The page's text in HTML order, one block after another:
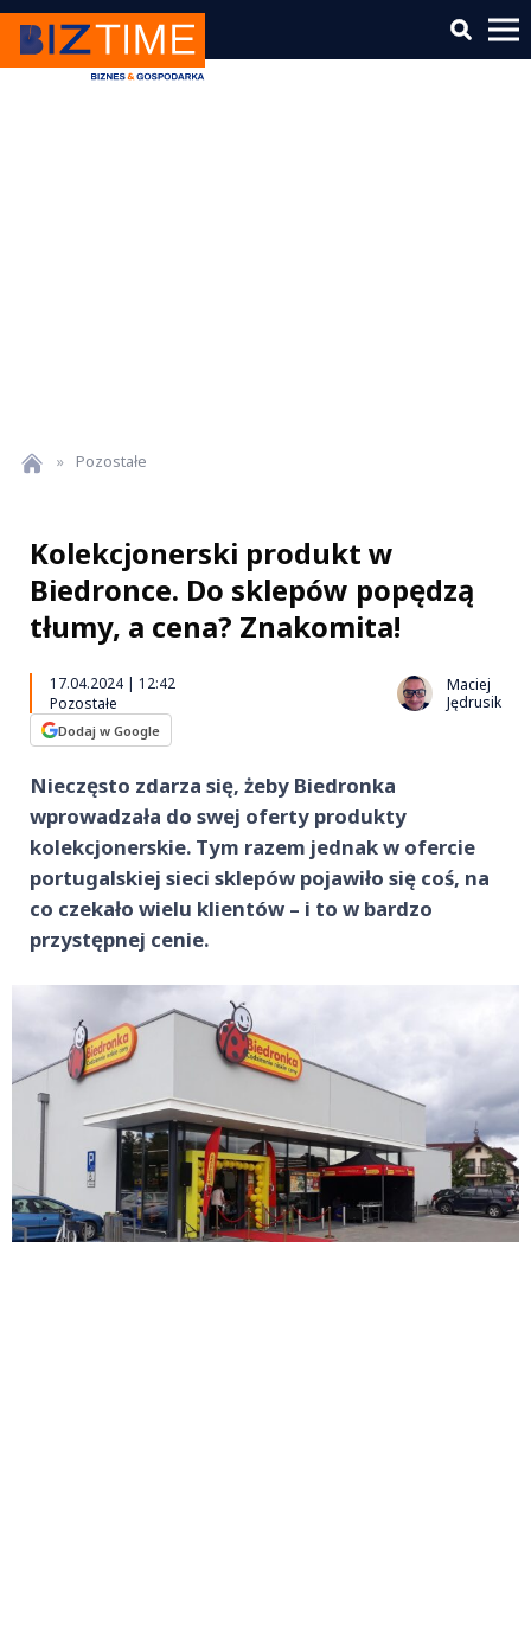
» Pozostałe
Kolekcjonerski produkt w
Biedronce. Do sklepów popędzą
tłumy, a cena? Znakomita!
17.04.2024 | 12:42
Pozostałe
Dodaj w Google
Maciej
Jędrusik
Nieczęsto zdarza się, żeby Biedronka
wprowadzała do swej oferty produkty
kolekcjonerskie. Tym razem jednak w ofercie
portugalskiej sieci sklepów pojawiło się coś, na
co czekało wielu klientów – i to w bardzo
przystępnej cenie.